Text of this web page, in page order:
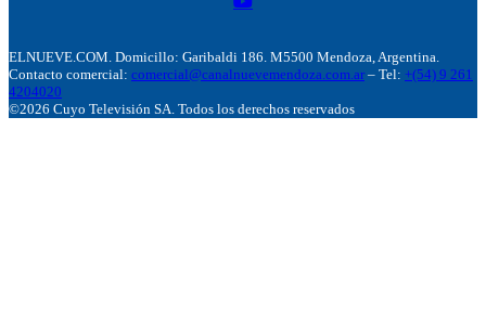
ELNUEVE.COM. Domicillo: Garibaldi 186. M5500 Mendoza, Argentina.
Contacto comercial: comercial@canalnuevemendoza.com.ar – Tel: +(54) 9 261
4204020
©2026 Cuyo Televisión SA. Todos los derechos reservados